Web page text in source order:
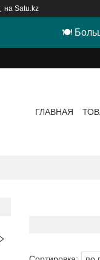
на Satu.kz
🍽
ГЛАВНАЯ